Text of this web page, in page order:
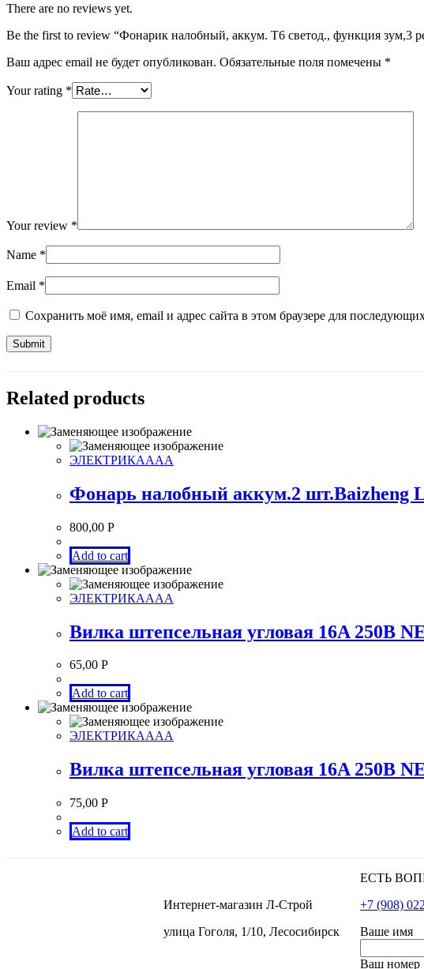
quantity
There are no reviews yet.
Be the first to review “Фонарик налобный, аккум. Т6 светод., функция зум,3
Ваш адрес email не будет опубликован. Обязательные поля помечены *
Your rating *
Your review *
Name *
Email *
Сохранить моё имя, email и адрес сайта в этом браузере для
Related products
ЭЛЕКТРИКАААА
Фонарь налобный аккум.2 шт.Baizheng
800,00 Р
Add to cart
ЭЛЕКТРИКАААА
Вилка штепсельная угловая 16A 250В
65,00 Р
Add to cart
ЭЛЕКТРИКАААА
Вилка штепсельная угловая 16A 250В
75,00 Р
Add to cart
Интернет-магазин Л-Строй
улица Гоголя, 1/10, Лесосибирск
ЕСТЬ
+7 (908)
Ваше имя
Ваш номер